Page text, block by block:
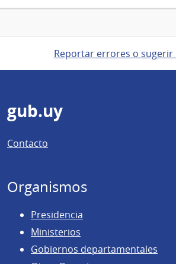
Reportar errores o sugerir
Pie
de
página
gub.uy
Contacto
Organismos
Presidencia
Ministerios
Gobiernos departamentales